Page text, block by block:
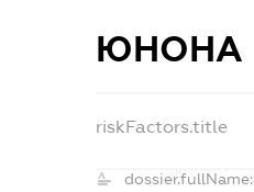
ЮНОНА
riskFactors.title
dossier.fullName: